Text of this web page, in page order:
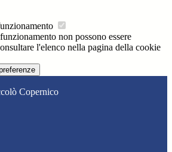
non possono essere
l'elenco nella pagina della cookie
Copernico